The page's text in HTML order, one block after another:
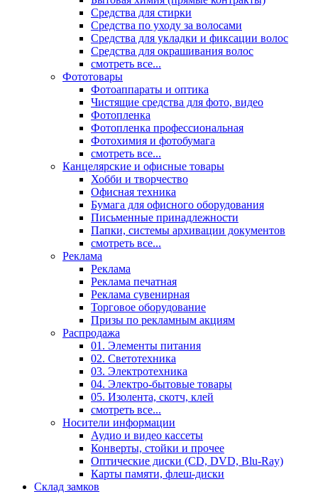
Средства для стирки
Средства по уходу за волосами
Средства для укладки и фиксации волос
Средства для окрашивания волос
смотреть все...
Фототовары
Фотоаппараты и оптика
Чистящие средства для фото, видео
Фотопленка
Фотопленка профессиональная
Фотохимия и фотобумага
смотреть все...
Канцелярские и офисные товары
Хобби и творчество
Офисная техника
Бумага для офисного оборудования
Письменные принадлежности
Папки, системы архивации документов
смотреть все...
Реклама
Реклама
Реклама печатная
Реклама сувенирная
Торговое оборудование
Призы по рекламным акциям
Распродажа
01. Элементы питания
02. Светотехника
03. Электротехника
04. Электро-бытовые товары
05. Изолента, скотч, клей
смотреть все...
Носители информации
Аудио и видео кассеты
Конверты, стойки и прочее
Оптические диски (CD, DVD, Blu-Ray)
Карты памяти, флеш-диски
Склад замков